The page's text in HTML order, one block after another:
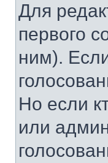
Для
первого
ним).
Но если
или